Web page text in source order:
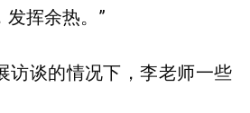
发挥余热。”
访谈的情况下，李老师一些